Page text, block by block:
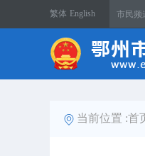
繁体 English 市民频
当前位置 :首